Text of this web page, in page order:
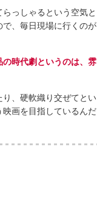
っしゃるという空気と
、毎日現場に行くのが
時代劇というのは、雰
、硬軟織り交ぜてとい
画を目指しているんだ